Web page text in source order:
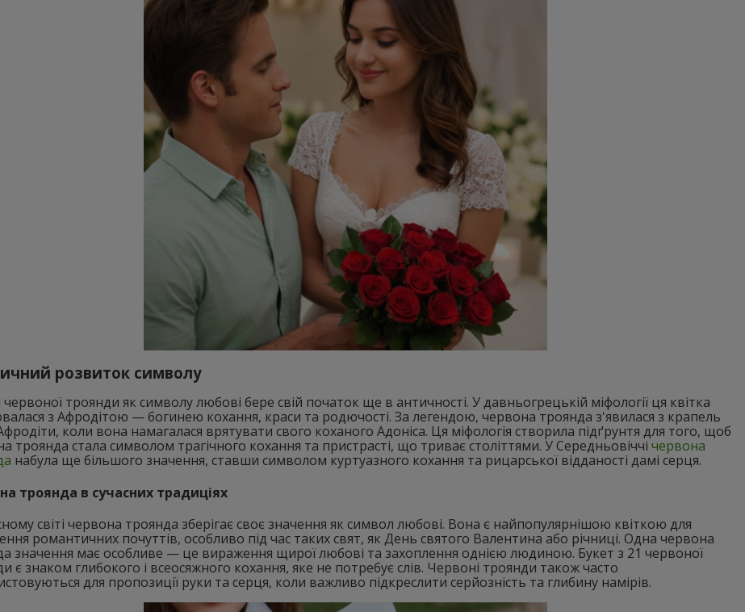
розвиток символу
червоної троянди як символу любові бере свій початок ще в античності. У давньогрецькій міфології ця квітка
з Афродітою — богинею кохання, краси та родючості. За легендою, червона троянда з'явилася з крапель
коли вона намагалася врятувати свого коханого Адоніса. Ця міфологія створила підґрунтя для того, щоб
троянда стала символом трагічного кохання та пристрасті, що триває століттями. У Середньовіччі червона
набула ще більшого значення, ставши символом куртуазного кохання та рицарської відданості дамі серця.
троянда в сучасних традиціях
світі червона троянда зберігає своє значення як символ любові. Вона є найпопулярнішою квіткою для
романтичних почуттів, особливо під час таких свят, як День святого Валентина або річниці. Одна червона
значення має особливе — це вираження щирої любові та захоплення однією людиною. Букет з 21 червоної
є знаком глибокого і всеосяжного кохання, яке не потребує слів. Червоні троянди також часто
для пропозиції руки та серця, коли важливо підкреслити серйозність та глибину намірів.